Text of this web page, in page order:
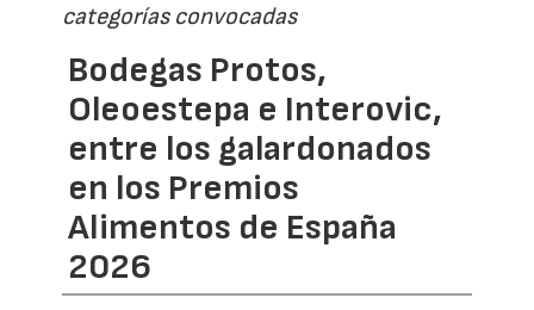
categorías convocadas
Bodegas Protos,
Oleoestepa e Interovic,
entre los galardonados
en los Premios
Alimentos de España
2026